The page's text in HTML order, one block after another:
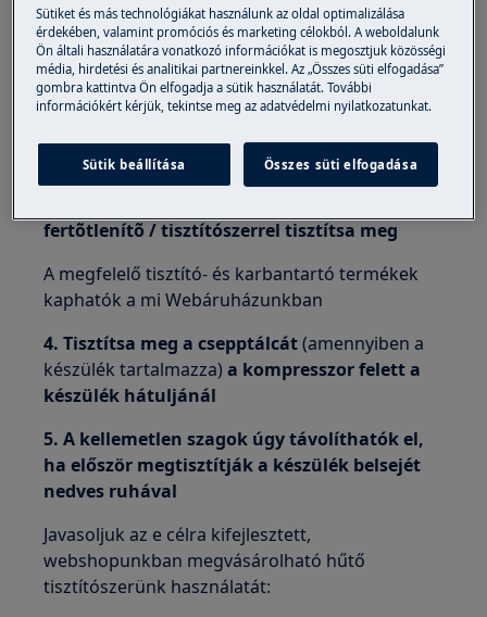
2. A tisztítás elkezdése előtt olvassza le a
fagyasztót
A fagyasztó leolvasztásához olvassa el
használati útmutatóját. Itt töltheti le a
3. A kosarakat, az ajtótömítést és a belsõ
fertõtlenítõ / tisztítószerrel tisztítsa meg
A megfelelő tisztító- és karbantartó termékek
kaphatók a mi Webáruházunkban
4. Tisztítsa meg a csepptálcát(amennyiben a
készülék tartalmazza) a kompresszor felett a
készülék hátuljánál
5. A kellemetlen szagok úgy távolíthatók el,
ha először megtisztítják a készülék belsejét
nedves ruhával
Javasoljuk az e célra kifejlesztett,
webshopunkban megvásárolható hűtő
tisztítószerünk használatát:
Sütiket és más technológiákat használunk az oldal optimalizálása
érdekében, valamint promóciós és marketing célokból. A weboldalunk
Ön általi használatára vonatkozó információkat is megosztjuk közösségi
média, hirdetési és analitikai partnereinkkel. Az „Összes süti elfogadása”
gombra kattintva Ön elfogadja a sütik használatát. További
információkért kérjük, tekintse meg az adatvédelmi nyilatkozatunkat.
Sütik beállítása Összes süti elfogadása